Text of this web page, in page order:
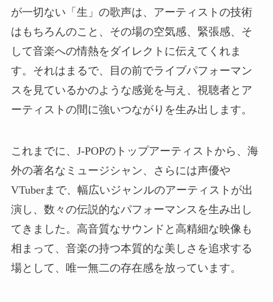
が一切ない「生」の歌声は、アーティストの技術
はもちろんのこと、その場の空気感、緊張感、そ
して音楽への情熱をダイレクトに伝えてくれま
す。それはまるで、目の前でライブパフォーマン
スを見ているかのような感覚を与え、視聴者とア
ーティストの間に強いつながりを生み出します。
これまでに、J-POPのトップアーティストから、海
外の著名なミュージシャン、さらには声優や
VTuberまで、幅広いジャンルのアーティストが出
演し、数々の伝説的なパフォーマンスを生み出し
てきました。高音質なサウンドと高精細な映像も
相まって、音楽の持つ本質的な美しさを追求する
場として、唯一無二の存在感を放っています。